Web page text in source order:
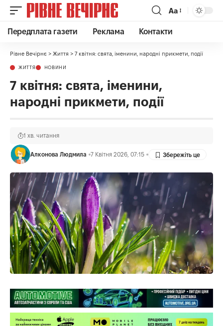
Аа
Передплата газети Реклама Контакти
Рівне Вечірнє > Життя > 7 квітня: свята, іменини, народні прикмети, події
ЖИТТЯ НОВИНИ
7 квітня: свята, іменини,
народні прикмети, події
Алконова Людмила 7 Квітня 2026, 07:15
1 хв. читання